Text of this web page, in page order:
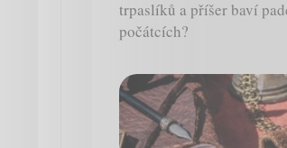
trpaslíků a příšer baví
počátcích?